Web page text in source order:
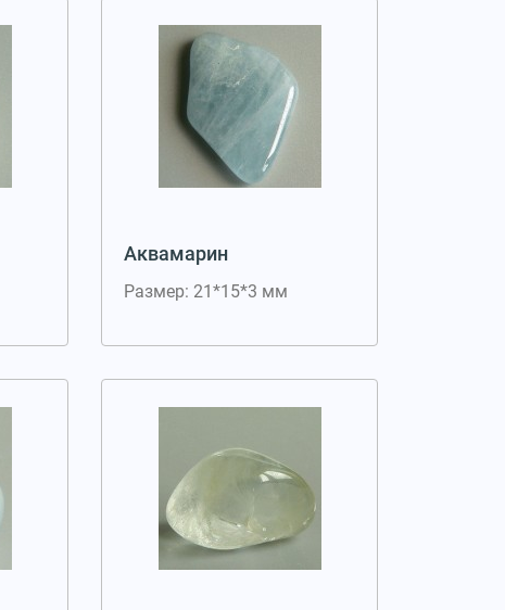
Аквамарин
Размер: 21*15*3 мм